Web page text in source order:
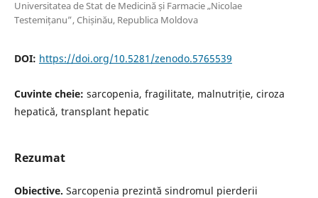
Universitatea de Stat de Medicină și Farmacie „Nicolae
Testemițanu”, Chișinău, Republica Moldova
DOI: https://doi.org/10.5281/zenodo.5765539
Cuvinte cheie: sarcopenia, fragilitate, malnutriție, ciroza
hepatică, transplant hepatic
Rezumat
Obiective. Sarcopenia prezintă sindromul pierderii